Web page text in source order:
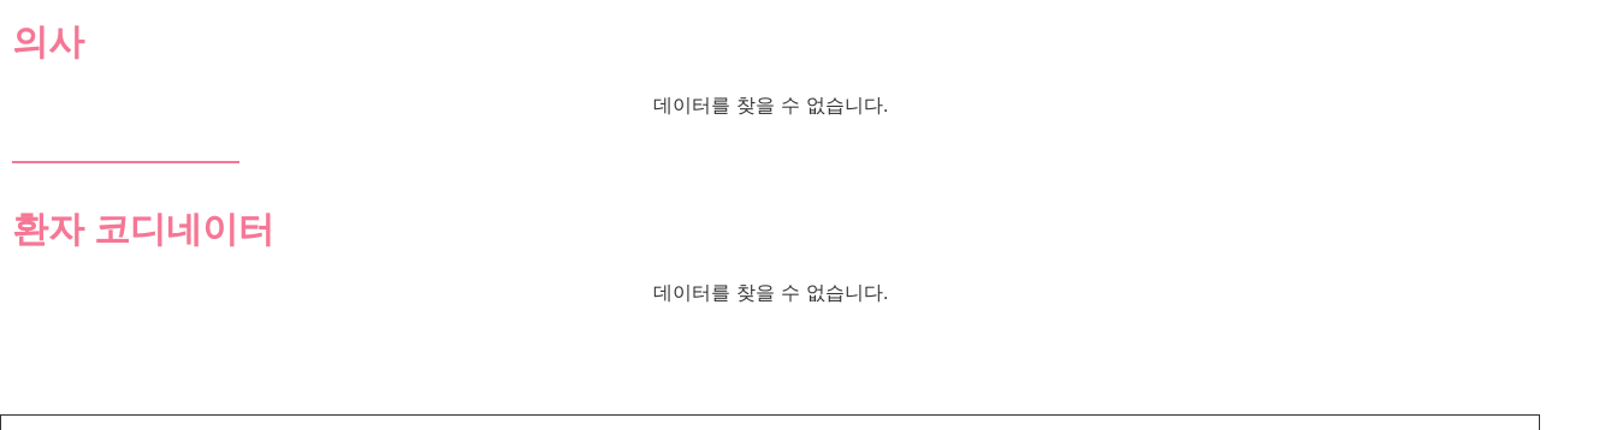
의사
데이터를 찾을 수 없습니다.
환자 코디네이터
데이터를 찾을 수 없습니다.